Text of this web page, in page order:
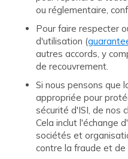
ou réglementaire,
Pour faire respecter
d'utilisation (
autres accords, y
de recouvrement.
Si nous pensons que
appropriée pour
sécurité d'ISI, de nos
Cela inclut l'échange
sociétés et
contre la fraude et de